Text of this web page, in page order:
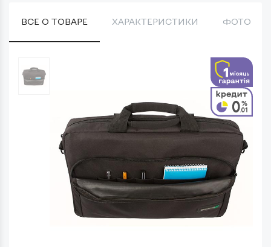
ВСЕ О ТОВАРЕ ХАРАКТЕРИСТИКИ ФОТО